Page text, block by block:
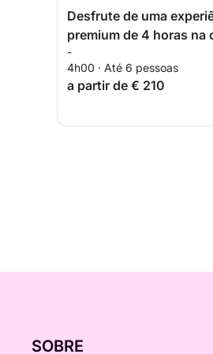
Desfrute de uma
premium de 4 horas na
Maresme.
-
4h00 · Até 6 pessoas
a partir de € 210
SOBRE